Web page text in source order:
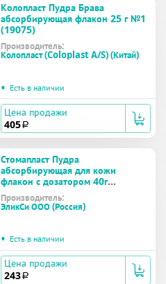
Колопласт Пудра Брава
абсорбирующая флакон 25 г №1
(19075)
Производитель:
Колопласт (Coloplast A/S) (Китай)
• Есть в наличии
Цена продажи
405 a
Стомапласт Пудра
абсорбирующая для кожи
флакон с дозатором 40г
(STOMAPLAST)
Производитель:
ЭликСи ООО (Россия)
• Есть в наличии
Цена продажи
243 a